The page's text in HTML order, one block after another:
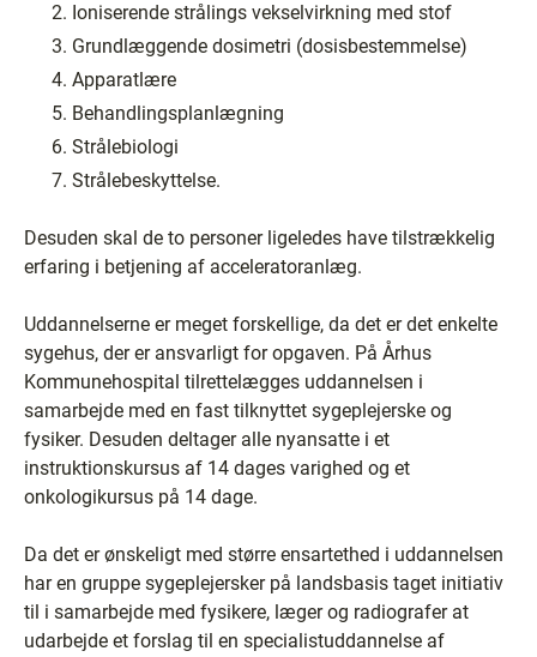
Ioniserende strålings vekselvirkning med stof
Grundlæggende dosimetri (dosisbestemmelse)
Apparatlære
Behandlingsplanlægning
Strålebiologi
Strålebeskyttelse.
Desuden skal de to personer ligeledes have tilstrækkelig
erfaring i betjening af acceleratoranlæg.
Uddannelserne er meget forskellige, da det er det enkelte
sygehus, der er ansvarligt for opgaven. På Århus
Kommunehospital tilrettelægges uddannelsen i
samarbejde med en fast tilknyttet sygeplejerske og
fysiker. Desuden deltager alle nyansatte i et
instruktionskursus af 14 dages varighed og et
onkologikursus på 14 dage.
Da det er ønskeligt med større ensartethed i uddannelsen
har en gruppe sygeplejersker på landsbasis taget initiativ
til i samarbejde med fysikere, læger og radiografer at
udarbejde et forslag til en specialistuddannelse af